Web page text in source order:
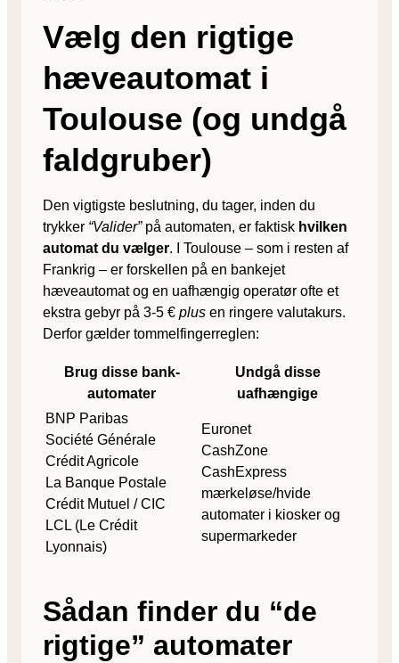
Vælg den rigtige
hæveautomat i
Toulouse (og undgå
faldgruber)
Den vigtigste beslutning, du tager, inden du
trykker “Valider”på automaten, er faktisk hvilken
automat du vælger. I Toulouse – som i resten af
Frankrig – er forskellen på en bankejet
hæveautomat og en uafhængig operatør ofte et
ekstra gebyr på 3-5 € plus en ringere valutakurs.
Derfor gælder tommelfingerreglen:
Brug disse bank-
automater
Undgå disse
uafhængige
BNP Paribas
Société Générale
Crédit Agricole
La Banque Postale
Crédit Mutuel / CIC
LCL (Le Crédit
Lyonnais)
Euronet
CashZone
CashExpress
mærkeløse/hvide
automater i kiosker og
supermarkeder
Sådan finder du “de
rigtige” automater